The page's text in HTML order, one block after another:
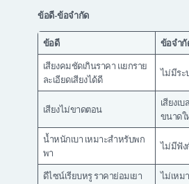
ข้อดี-ข้อจำกัด
ข้อดี
ข้อจำกั
เสียงคมชัดเกินราคา แยกราย
ละเอียดเสียงได้ดี
ไม่มีระ
เสียงไม่ขาดตอน
เสียงเ
ขนาด
น้ำหนักเบา เหมาะสำหรับพก
พา
ไม่มีฟัง
ดีไซน์เรียบหรู ราคาย่อมเยา ไม่เหม